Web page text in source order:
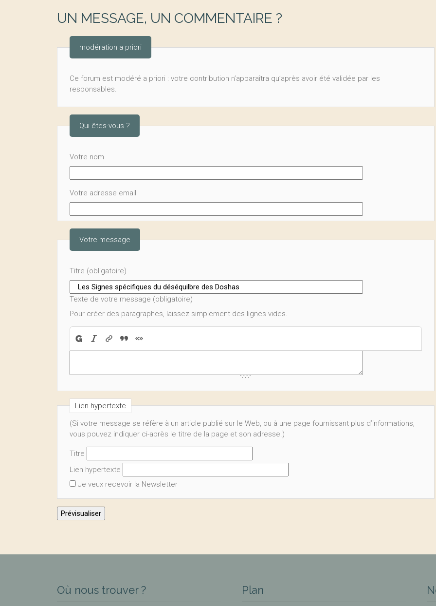
UN MESSAGE, UN COMMENTAIRE ?
modération a priori
Ce forum est modéré a priori : votre contribution n’apparaîtra qu’après avoir été validée par les
responsables.
Qui êtes-vous ?
Votre nom
Votre adresse email
Votre message
Titre (obligatoire)
Texte de votre message (obligatoire)
Pour créer des paragraphes, laissez simplement des lignes vides.
Lien hypertexte
(Si votre message se réfère à un article publié sur le Web, ou à une page fournissant plus d’informations,
vous pouvez indiquer ci-après le titre de la page et son adresse.)
Titre
Lien hypertexte
Je veux recevoir la Newsletter
Où nous trouver ? Plan